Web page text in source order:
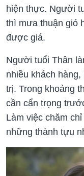
hiện thực. Người
thì mưa thuận gió
được giá.
Người tuổi Thân
nhiều khách
trị. Trong khoảng
cần cẩn trọng
Làm việc chăm
những thành tựu